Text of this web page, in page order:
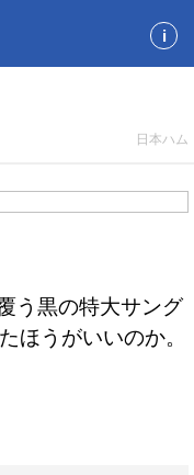
i
日本ハム
う黒の特大サング
ほうがいいのか。